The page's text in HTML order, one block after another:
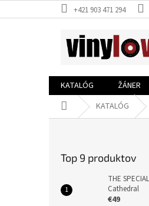
na
+421 903 471 294
KATALÓG ŽÁNER
DomovKATALÓG
Top 9 produktov
THE
Cathedral
€49